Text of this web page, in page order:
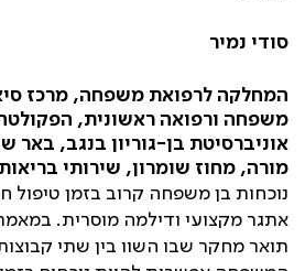
סודי נמיר
המחלקה לרפואת משפחה, מרכז
משפחה ורפואה ראשונית,
אוניברסיטת בן-גוריון בנגב, באר
מורה, מחוז שומרון, שירותי
נוכחות בן משפחה קרוב בזמן טיפול
תואר מחקר שבו השוו בין שתי